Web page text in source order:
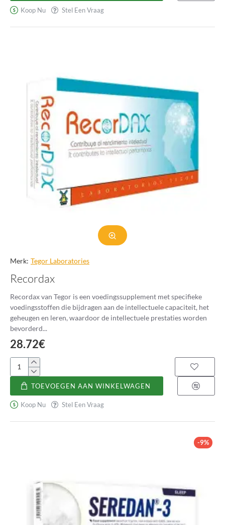
Koop Nu Stel Een Vraag
Merk: Tegor Laboratories
Recordax
Recordax van Tegor is een voedingssupplement met specifieke
voedingsstoffen die bijdragen aan de intellectuele capaciteit, het
geheugen en leren, waardoor de intellectuele prestaties worden
bevorderd...
28.72€
Recordax
TOEVOEGEN AAN WINKELWAGEN
Koop Nu Stel Een Vraag
-9%